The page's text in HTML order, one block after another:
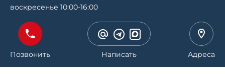
воскресенье 10:00-16:00
Позвонить Написать Адреса